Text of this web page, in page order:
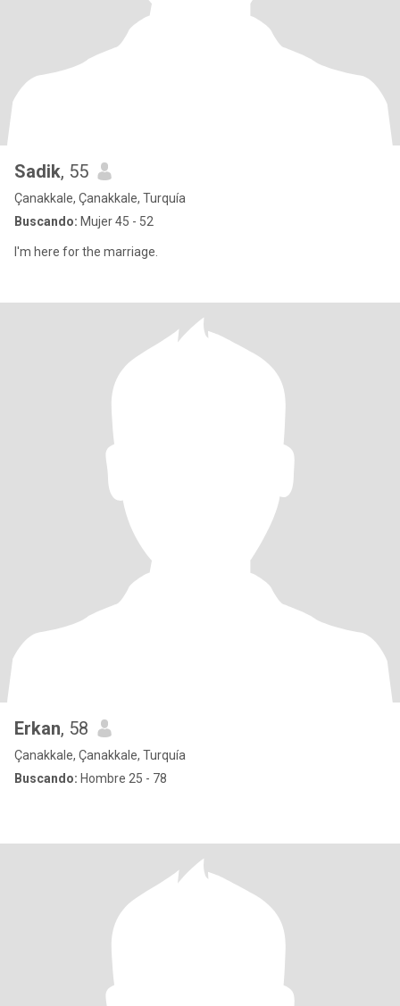
Sadik, 55
Çanakkale, Çanakkale, Turquía
Buscando: Mujer 45 - 52
I'm here for the marriage.
Erkan, 58
Çanakkale, Çanakkale, Turquía
Buscando: Hombre 25 - 78